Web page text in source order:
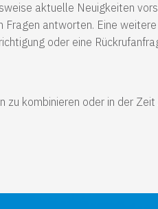
aktuelle Neuigkeiten
antworten. Eine
oder eine
kombinieren oder in der Zeit